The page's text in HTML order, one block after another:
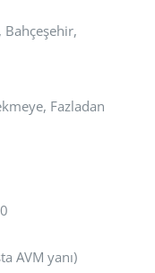
Bahçeşehir,
Fazladan
AVM yanı)